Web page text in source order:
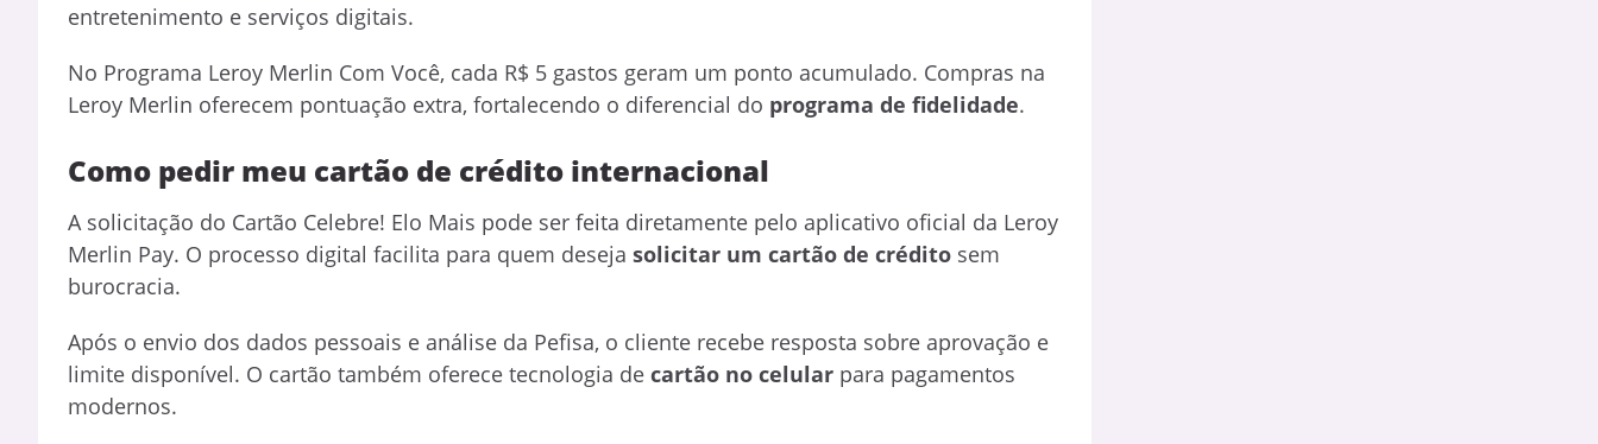
entretenimento e serviços digitais.
No Programa Leroy Merlin Com Você, cada R$ 5 gastos geram um ponto acumulado. Compras na
Leroy Merlin oferecem pontuação extra, fortalecendo o diferencial do programa de fidelidade.
Como pedir meu cartão de crédito internacional
A solicitação do Cartão Celebre! Elo Mais pode ser feita diretamente pelo aplicativo oficial da Leroy
Merlin Pay. O processo digital facilita para quem deseja solicitar um cartão de crédito sem
burocracia.
Após o envio dos dados pessoais e análise da Pefisa, o cliente recebe resposta sobre aprovação e
limite disponível. O cartão também oferece tecnologia de cartão no celular para pagamentos
modernos.